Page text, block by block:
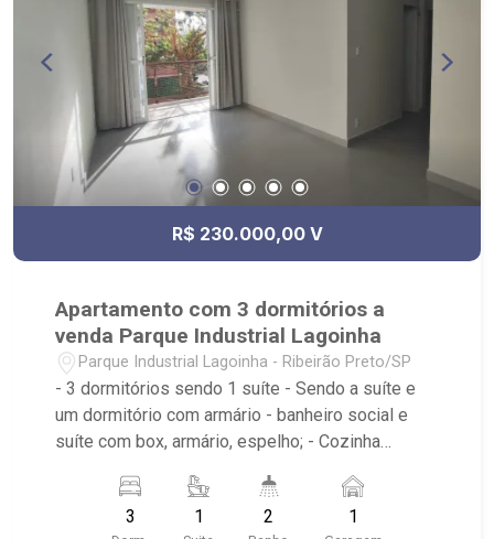
R$ 230.000,00 V
Apartamento com 3 dormitórios a
venda Parque Industrial Lagoinha
Parque Industrial Lagoinha - Ribeirão Preto/SP
- 3 dormitórios sendo 1 suíte - Sendo a suíte e
um dormitório com armário - banheiro social e
suíte com box, armário, espelho; - Cozinha
com ventilador de teto; - Varanda; - Área de
serviço; - Elevador com edifício; - Condomínio
3 1 2 1